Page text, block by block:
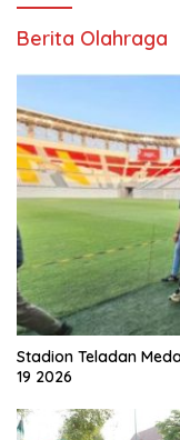
Berita Olahraga
Stadion Teladan
19 2026